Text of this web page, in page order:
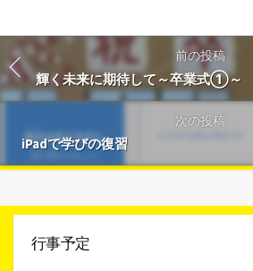
前の投稿
輝く未来に期待して～卒業式①～
次の投稿
iPadで学びの復習
行事予定